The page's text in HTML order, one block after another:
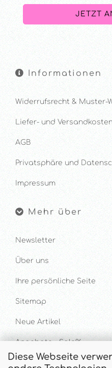
Diese Webseite
Informationen
Widerrufsrecht & Muster-
Liefer- und
AGB
Privatsphäre und
Impressum
Mehr über
Newsletter
Über uns
Ihre persönliche Seite
Sitemap
Neue Artikel
Angebote - Sale%